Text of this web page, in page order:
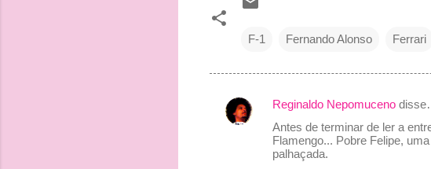
F-1 Fernando Alonso Ferrari
C
Reginaldo Nepomuceno
Antes de terminar de ler a
Flamengo... Pobre Felipe,
palhaçada.